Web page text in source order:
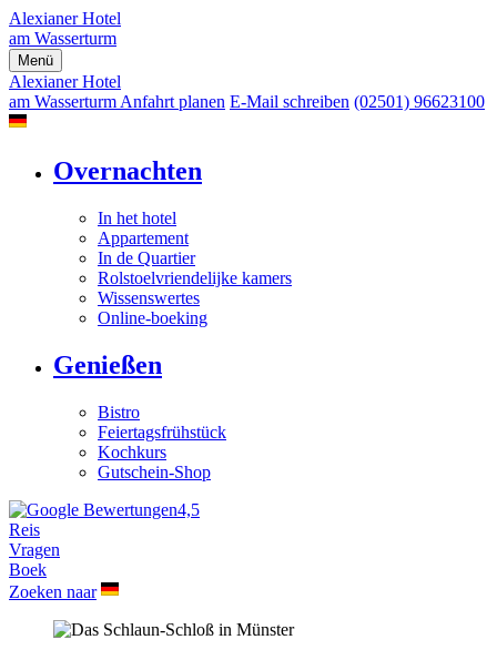
Alexianer Hotel
am Wasserturm
Menü
Alexianer Hotel
am Wasserturm Anfahrt planen E-Mail schreiben (02501) 96623100
Overnachten
In het hotel
Appartement
In de Quartier
Rolstoelvriendelijke kamers
Wissenswertes
Online-boeking
Genießen
Bistro
Feiertagsfrühstück
Kochkurs
Gutschein-Shop
4,5
Reis
Vragen
Boek
Zoeken naar